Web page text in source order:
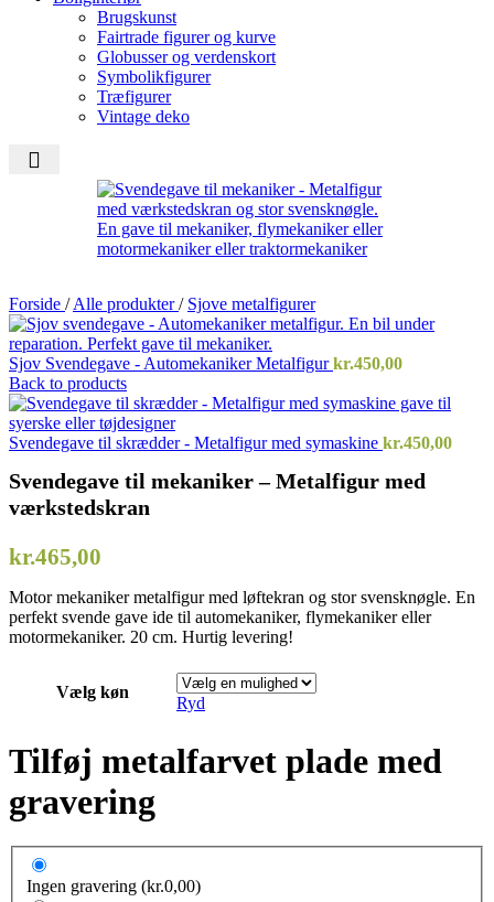
Brugskunst
Fairtrade figurer og kurve
Globusser og verdenskort
Symbolikfigurer
Træfigurer
Vintage deko
Forside / Alle produkter/ Sjove metalfigurer
Sjov Svendegave - Automekaniker Metalfigurkr.450,00
Back to products
Svendegave til skrædder - Metalfigur med symaskine kr.450,00
Svendegave til mekaniker – Metalfigur med
værkstedskran
kr.465,00
Motor mekaniker metalfigur med løftekran og stor svensknøgle. En
perfekt svende gave ide til automekaniker, flymekaniker eller
motormekaniker. 20 cm. Hurtig levering!
Vælg køn
Ryd
Tilføj metalfarvet plade med
gravering
Ingen gravering (kr.0,00)